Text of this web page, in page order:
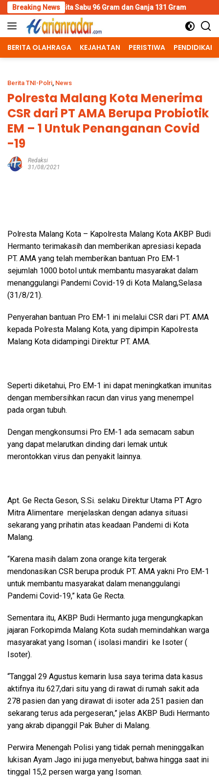
Skip
to
content
Breaking News
Sabu 96 Gram dan Ganja 131 Gram Wujud Polisi
BERITA OLAHRAGA KEJAHATAN PERISTIWA PENDIDIKAN
Berita TNI-Polri, News
Polresta Malang Kota Menerima
CSR dari PT AMA Berupa Probiotik
EM – 1 Untuk Penanganan Covid
-19
Redaksi
31/08/2021
Polresta Malang Kota – Kapolresta Malang Kota AKBP Budi
Hermanto terimakasih dan memberikan apresiasi kepada
PT. AMA yang telah memberikan bantuan Pro EM-1
sejumlah 1000 botol untuk membantu masyarakat dalam
menanggulangi Pandemi Covid-19 di Kota Malang,Selasa
(31/8/21).
Penyerahan bantuan Pro EM-1 ini melalui CSR dari PT. AMA
kepada Polresta Malang Kota, yang dipimpin Kapolresta
Malang Kota didampingi Direktur PT. AMA.
Seperti diketahui, Pro EM-1 ini dapat meningkatkan imunitas
dengan membersihkan racun dan virus yang menempel
pada organ tubuh.
Dengan mengkonsumsi Pro EM-1 ada semacam sabun
yang dapat melarutkan dinding dari lemak untuk
merontokkan virus dan penyakit lainnya.
Apt. Ge Recta Geson, S.Si. selaku Direktur Utama PT Agro
Mitra Alimentare menjelaskan dengan adanya situasi
sekarang yang prihatin atas keadaan Pandemi di Kota
Malang.
“Karena masih dalam zona orange kita tergerak
mendonasikan CSR berupa produk PT. AMA yakni Pro EM-1
untuk membantu masyarakat dalam menanggulangi
Pandemi Covid-19,” kata Ge Recta.
Sementara itu, AKBP Budi Hermanto juga mengungkapkan
jajaran Forkopimda Malang Kota sudah memindahkan warga
masyarakat yang Isoman ( isolasi mandiri ke Isoter (
Isoter).
“Tanggal 29 Agustus kemarin lusa saya terima data kasus
aktifnya itu 627,dari situ yang di rawat di rumah sakit ada
278 pasien dan yang dirawat di isoter ada 251 pasien dan
sekarang terus ada pergeseran,” jelas AKBP Budi Hermanto
yang akrab dipanggil Pak Buher di Malang.
Perwira Menengah Polisi yang tidak pernah meninggalkan
lukisan Ayam Jago ini juga menyebut, bahwa hingga saat ini
tinggal 15,2 persen warga yang Isoman.